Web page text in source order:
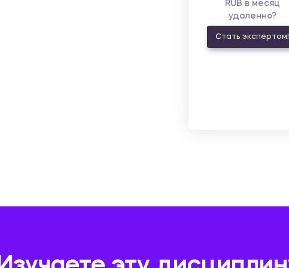
RUB в месяц
удаленно?
Стать экспертом!